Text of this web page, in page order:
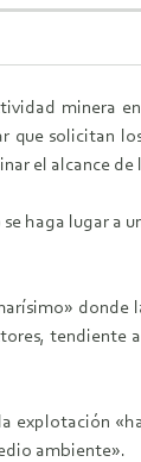
minera
solicitan
el alcance
lugar a
explotación
ambiente».